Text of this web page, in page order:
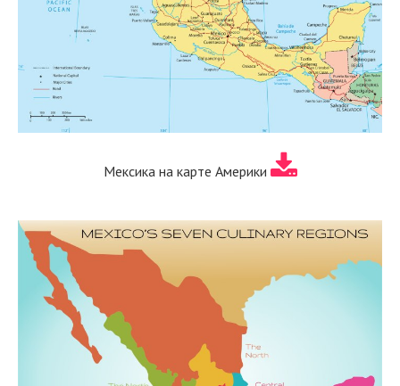
Мексика на карте Америки